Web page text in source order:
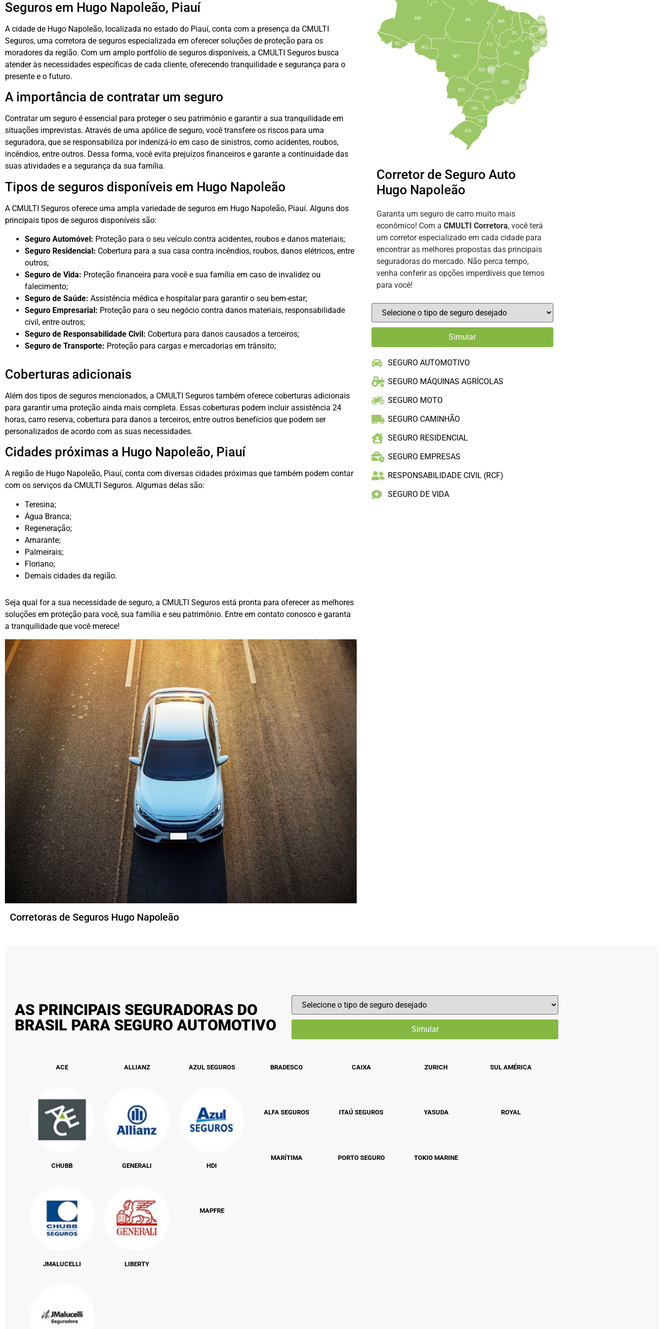
Seguros em Hugo Napoleão, Piauí
A cidade de Hugo Napoleão, localizada no estado do Piauí, conta com a presença da CMULTI
Seguros, uma corretora de seguros especializada em oferecer soluções de proteção para os
moradores da região. Com um amplo portfólio de seguros disponíveis, a CMULTI Seguros busca
atender às necessidades específicas de cada cliente, oferecendo tranquilidade e segurança para o
presente e o futuro.
A importância de contratar um seguro
Contratar um seguro é essencial para proteger o seu patrimônio e garantir a sua tranquilidade em
situações imprevistas. Através de uma apólice de seguro, você transfere os riscos para uma
seguradora, que se responsabiliza por indenizá-lo em caso de sinistros, como acidentes, roubos,
incêndios, entre outros. Dessa forma, você evita prejuízos financeiros e garante a continuidade das
suas atividades e a segurança da sua família.
Tipos de seguros disponíveis em Hugo Napoleão
A CMULTI Seguros oferece uma ampla variedade de seguros em Hugo Napoleão, Piauí. Alguns dos
principais tipos de seguros disponíveis são:
Seguro Automóvel: Proteção para o seu veículo contra acidentes, roubos e danos materiais;
Seguro Residencial: Cobertura para a sua casa contra incêndios, roubos, danos elétricos, entre
outros;
Seguro de Vida: Proteção financeira para você e sua família em caso de invalidez ou
falecimento;
Seguro de Saúde: Assistência médica e hospitalar para garantir o seu bem-estar;
Seguro Empresarial: Proteção para o seu negócio contra danos materiais, responsabilidade
civil, entre outros;
Seguro de Responsabilidade Civil: Cobertura para danos causados a terceiros;
Seguro de Transporte: Proteção para cargas e mercadorias em trânsito;
Coberturas adicionais
Além dos tipos de seguros mencionados, a CMULTI Seguros também oferece coberturas adicionais
para garantir uma proteção ainda mais completa. Essas coberturas podem incluir assistência 24
horas, carro reserva, cobertura para danos a terceiros, entre outros benefícios que podem ser
personalizados de acordo com as suas necessidades.
Cidades próximas a Hugo Napoleão, Piauí
A região de Hugo Napoleão, Piauí, conta com diversas cidades próximas que também podem contar
com os serviços da CMULTI Seguros. Algumas delas são:
Teresina;
Água Branca;
Regeneração;
Amarante;
Palmeirais;
Floriano;
Demais cidades da região.
Seja qual for a sua necessidade de seguro, a CMULTI Seguros está pronta para oferecer as melhores
soluções em proteção para você, sua família e seu patrimônio. Entre em contato conosco e garanta
a tranquilidade que você merece!
TO
BA
SE
PE
AL
RN
CE
PI
MA
PA
AM
AC
RO
MT
MS
GO
PR
SC
RS
SP
MG
RJ
ES
DF
PB
Corretor de Seguro Auto
Hugo Napoleão
Garanta um seguro de carro muito mais
econômico! Com a CMULTI Corretora, você terá
um corretor especializado em cada cidade para
encontrar as melhores propostas das principais
seguradoras do mercado. Não perca tempo,
venha conferir as opções imperdíveis que temos
para você!
SEGURO AUTOMOTIVO
SEGURO MÁQUINAS AGRÍCOLAS
SEGURO MOTO
SEGURO CAMINHÃO
SEGURO RESIDENCIAL
SEGURO EMPRESAS
RESPONSABILIDADE CIVIL (RCF)
SEGURO DE VIDA
Corretoras de Seguros Hugo Napoleão
AS PRINCIPAIS SEGURADORAS DO
BRASIL PARA SEGURO AUTOMOTIVO
ACE
CHUBB
JMALUCELLI
ALLIANZ
GENERALI
LIBERTY
AZUL SEGUROS
HDI
MAPFRE
BRADESCO
ALFA SEGUROS
MARÍTIMA
CAIXA
ITAÚ SEGUROS
PORTO SEGURO
ZURICH
YASUDA
TOKIO MARINE
SUL AMÉRICA
ROYAL